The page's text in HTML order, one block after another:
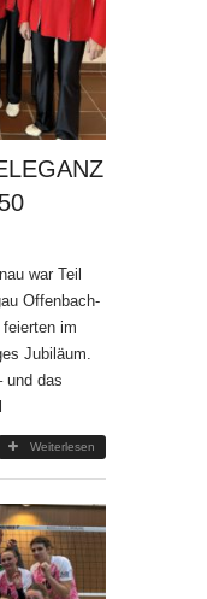
war Teil
Offenbach-
im
Jubiläum.
und das
Weiterlesen